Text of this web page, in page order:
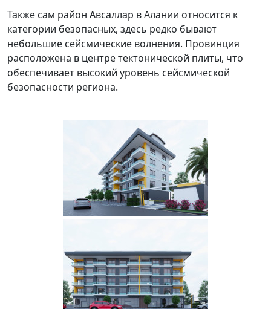
Также сам район Авсаллар в Алании относится к
категории безопасных, здесь редко бывают
небольшие сейсмические волнения. Провинция
расположена в центре тектонической плиты, что
обеспечивает высокий уровень сейсмической
безопасности региона.